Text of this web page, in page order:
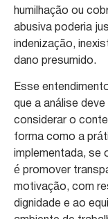
humilhação ou
abusiva poderia
indenização,
dano presumido.
Esse
que a análise deve
considerar o
forma como a
implementada, se
é promover
motivação, com
dignidade e ao